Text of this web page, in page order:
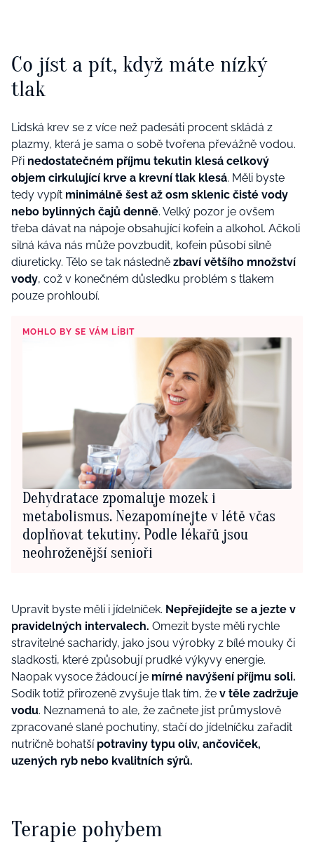
Co jíst a pít, když máte nízký
tlak
Lidská krev se z více než padesáti procent skládá z
plazmy, která je sama o sobě tvořena převážně vodou.
Při nedostatečném příjmu tekutin klesá celkový
objem cirkulující krve a krevní tlak klesá. Měli byste
tedy vypít minimálně šest až osm sklenic čisté vody
nebo bylinných čajů denně. Velký pozor je ovšem
třeba dávat na nápoje obsahující kofein a alkohol. Ačkoli
silná káva nás může povzbudit, kofein působí silně
diureticky. Tělo se tak následně zbaví většího množství
vody, což v konečném důsledku problém s tlakem
pouze prohloubí.
MOHLO BY SE VÁM LÍBIT
Dehydratace zpomaluje mozek i
metabolismus. Nezapomínejte v létě včas
doplňovat tekutiny. Podle lékařů jsou
neohroženější senioři
Upravit byste měli i jídelníček. Nepřejídejte se a jezte v
pravidelných intervalech. Omezit byste měli rychle
stravitelné sacharidy, jako jsou výrobky z bílé mouky či
sladkosti, které způsobují prudké výkyvy energie.
Naopak vysoce žádoucí je mírné navýšení příjmu soli.
Sodík totiž přirozeně zvyšuje tlak tím, že v těle zadržuje
vodu. Neznamená to ale, že začnete jíst průmyslově
zpracované slané pochutiny, stačí do jídelníčku zařadit
nutričně bohatší potraviny typu oliv, ančoviček,
uzených ryb nebo kvalitních sýrů.
Terapie pohybem